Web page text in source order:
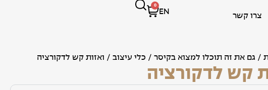
צרו קשר
EN
0
/ גם את זה תוכלו למצוא בקיסר / כלי עיצוב / ואזות קש לדקורציה
קש לדקורציה